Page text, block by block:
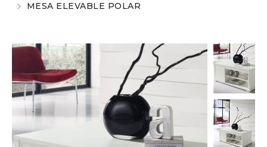
MESA ELEVABLE POLAR